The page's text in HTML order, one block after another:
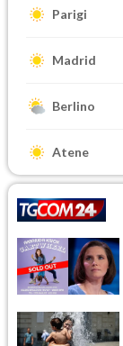
Parigi
Madrid
Berlino
Atene